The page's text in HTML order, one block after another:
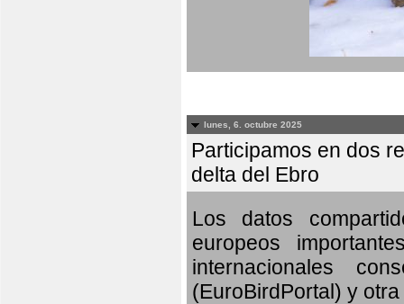
lunes, 6. octubre 2025
Participamos en dos
delta del Ebro
Los datos
europeos
internacionales
(EuroBirdPortal) y